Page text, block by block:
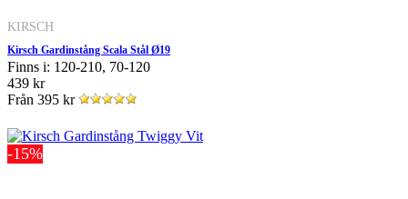
KIRSCH
Kirsch Gardinstång Scala Stål Ø19
Finns i: 120-210, 70-120
439 kr
Från 395 kr
-15%